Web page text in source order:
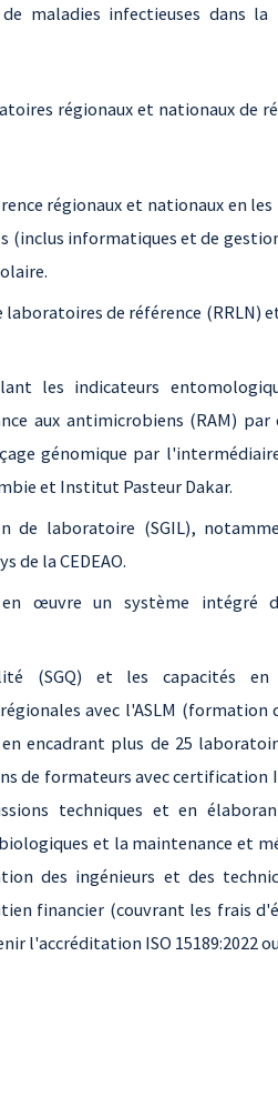
maladies infectieuses dans la
régionaux et nationaux de
régionaux et nationaux en
informatiques et de
de référence (RRLN)
les indicateurs
aux antimicrobiens (RAM) par
génomique par
et Institut Pasteur Dakar.
de laboratoire (SGIL),
de la CEDEAO.
œuvre un système intégré
(SGQ) et les capacités en
avec l'ASLM (formation
encadrant plus de 25
de formateurs avec certification
techniques et en
et la maintenance et
des ingénieurs et des
financier (couvrant les frais
l'accréditation ISO 15189:2022 ou